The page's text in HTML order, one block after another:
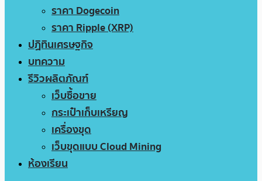
ราคา Dogecoin
ราคา Ripple (XRP)
ปฏิทินเศรษฐกิจ
บทความ
รีวิวผลิตภัณฑ์
เว็บซื้อขาย
กระเป๋าเก็บเหรียญ
เครื่องขุด
เว็บขุดแบบ Cloud Mining
ห้องเรียน